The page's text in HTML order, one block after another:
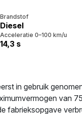
Brandstof
Diesel
Acceleratie 0–100 km/u
14,3 s
in gebruik
van
fabrieksopgave